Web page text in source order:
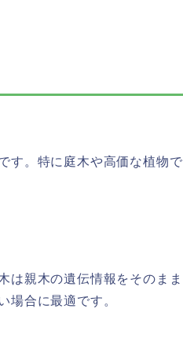
す。特に庭木や高価な植物で
は親木の遺伝情報をそのまま
場合に最適です。